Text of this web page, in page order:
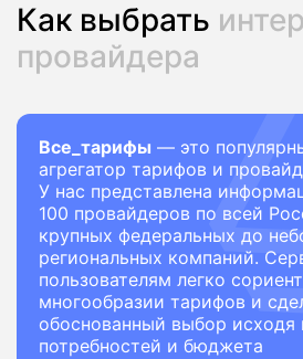
Как выбрать
провайдера
Все_тарифы — это
агрегатор тарифов и
У нас представлена
100 провайдеров по всей
крупных федеральных до
региональных компаний.
пользователям легко
многообразии тарифов и
обоснованный выбор исходя
потребностей и бюджета